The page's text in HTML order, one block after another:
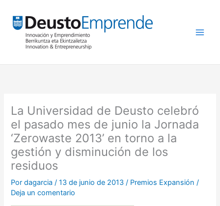
contenido
La Universidad de Deusto celebró
el pasado mes de junio la Jornada
‘Zerowaste 2013’ en torno a la
gestión y disminución de los
residuos
Pordagarcia/13 de junio de 2013/ Premios Expansión /
Deja un comentario